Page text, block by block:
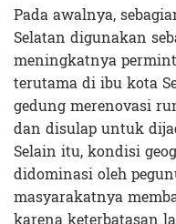
Pada awalnya,
Selatan digunakan
meningkatnya
terutama di ibu kota
gedung merenovasi
dan disulap untuk
Selain itu, kondisi
didominasi oleh
masyarakatnya